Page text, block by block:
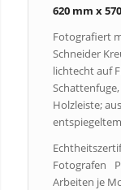
620 mm x
Fotografiert
Schneider
lichtecht auf
Holzleiste;
Fotografen
Arbeiten je